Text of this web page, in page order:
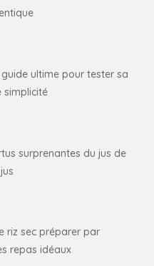
ultime pour tester sa
simplicité
surprenantes du jus de
riz sec préparer par
repas idéaux